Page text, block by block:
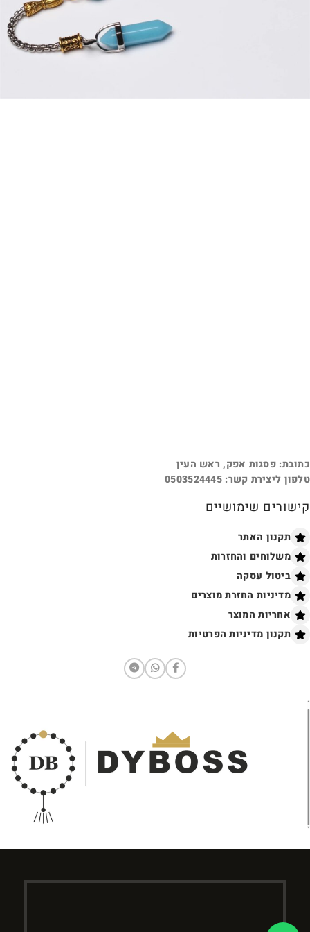
כתובת: פסגות אפק, ראש העין
טלפון ליצירת קשר: 0503524445
קישורים שימושיים
תקנון האתר
משלוחים והחזרות
ביטול עסקה
מדיניות החזרת מוצרים
אחריות המוצר
תקנון מדיניות הפרטיות